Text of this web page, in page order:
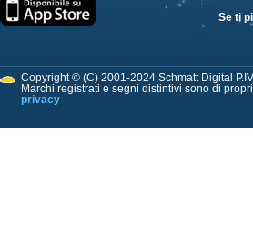
Se ti
Copyright © (C) 2001-2024 Schmatt Digital
Marchi registrati e segni distintivi sono di
privacy